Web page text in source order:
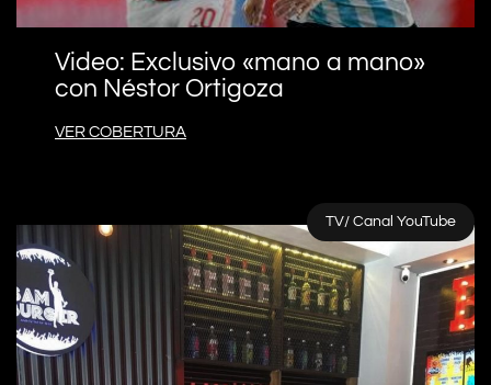
Video: Exclusivo «mano a mano»
con Néstor Ortigoza
VER COBERTURA
TV/ Canal YouTube